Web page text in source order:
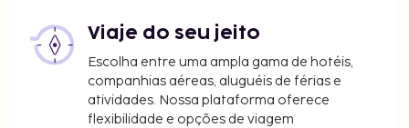
Viaje do seu jeito
Escolha entre uma ampla gama de hotéis,
companhias aéreas, aluguéis de férias e
atividades. Nossa plataforma oferece
flexibilidade e opções de viagem